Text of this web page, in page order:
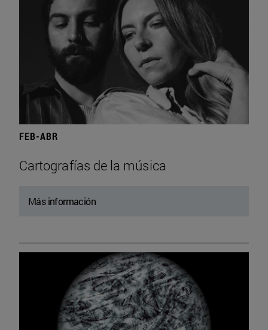
FEB-ABR
Cartografías de la música
Más información